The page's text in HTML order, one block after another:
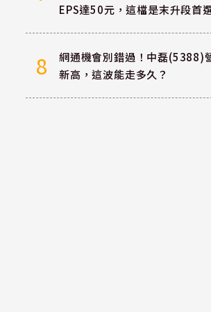
EPS達50元，這檔是末升段首
8
網通機會別錯過！中磊(5388)
新高，這波能走多久？